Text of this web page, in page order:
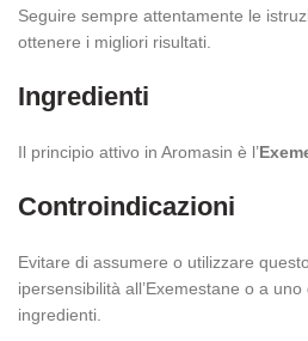
Seguire sempre attentamente le
ottenere i migliori risultati.
Ingredienti
Il principio attivo in Aromasin è l’
Controindicazioni
Evitare di assumere o utilizzare
ipersensibilità all’Exemestane o a
ingredienti.